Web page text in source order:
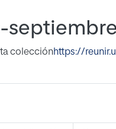
colecciónhttps://